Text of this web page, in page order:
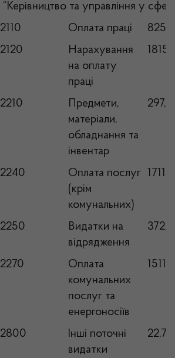
“Керівництво та управління у
2110
Оплата праці
2120
Нарахування
на оплату
праці
2210
Предмети,
матеріали,
обладнання та
інвентар
297,4
2240
Оплата послуг
(крім
комунальних)
1711,0
2250
Видатки на
відрядження
372,0
2270
Оплата
комунальних
послуг та
енергоносіїв
1511,4
2800
Інші поточні
видатки
22,7